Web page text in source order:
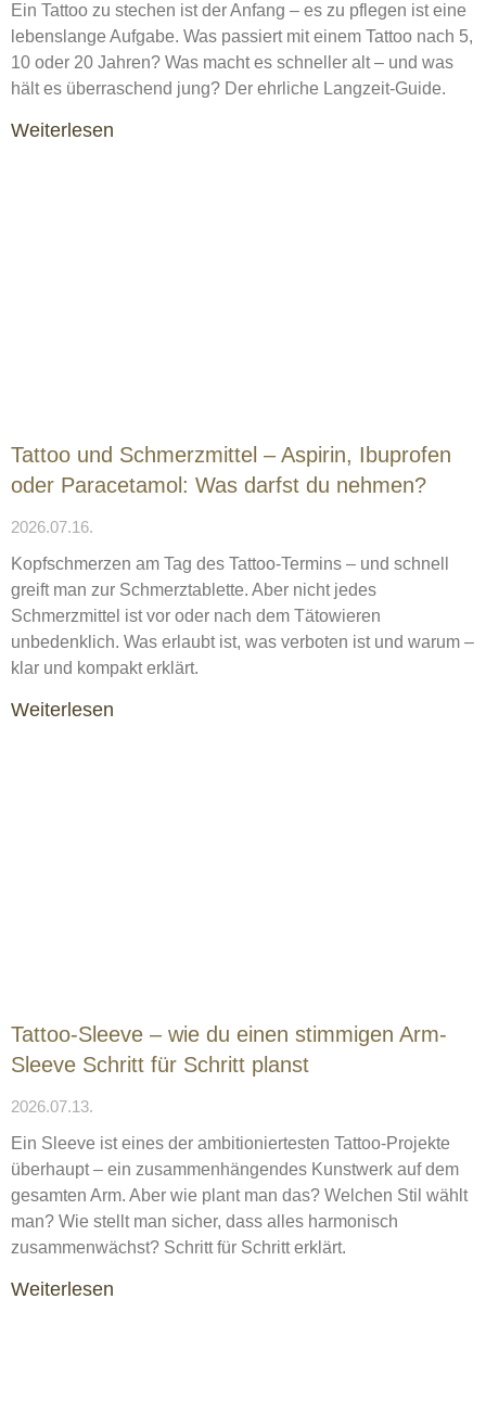
Ein Tattoo zu stechen ist der Anfang – es zu pflegen ist eine
lebenslange Aufgabe. Was passiert mit einem Tattoo nach 5,
10 oder 20 Jahren? Was macht es schneller alt – und was
hält es überraschend jung? Der ehrliche Langzeit-Guide.
Weiterlesen
Tattoo und Schmerzmittel – Aspirin, Ibuprofen
oder Paracetamol: Was darfst du nehmen?
2026.07.16.
Kopfschmerzen am Tag des Tattoo-Termins – und schnell
greift man zur Schmerztablette. Aber nicht jedes
Schmerzmittel ist vor oder nach dem Tätowieren
unbedenklich. Was erlaubt ist, was verboten ist und warum –
klar und kompakt erklärt.
Weiterlesen
Tattoo-Sleeve – wie du einen stimmigen Arm-
Sleeve Schritt für Schritt planst
2026.07.13.
Ein Sleeve ist eines der ambitioniertesten Tattoo-Projekte
überhaupt – ein zusammenhängendes Kunstwerk auf dem
gesamten Arm. Aber wie plant man das? Welchen Stil wählt
man? Wie stellt man sicher, dass alles harmonisch
zusammenwächst? Schritt für Schritt erklärt.
Weiterlesen